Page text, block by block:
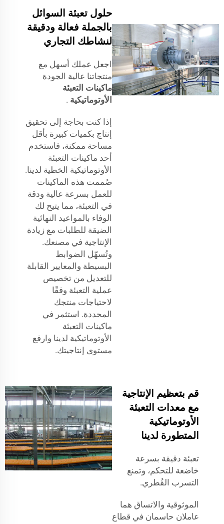
حلول تعبئة السوائل
بالجملة فعالة ودقيقة
لنشاطك التجاري
اجعل عملك أسهل مع
منتجاتنا عالية الجودة
ماكينات التعبئة
الأوتوماتيكية .
إذا كنت بحاجة إلى تحقيق
إنتاج بكميات كبيرة بأقل
مساحة ممكنة، فاستخدم
أحد ماكينات التعبئة
الأوتوماتيكية الخطية لدينا.
صُممت هذه الماكينات
للعمل بسرعة عالية ودقة
في التعبئة، مما يتيح لك
الوفاء بالمواعيد النهائية
الضيقة للطلبات مع زيادة
الإنتاجية في مصنعك.
وتُسهّل الضوابط
البسيطة والمعايير القابلة
للتعديل من تخصيص
عملية التعبئة وفقًا
لاحتياجات منتجك
المحددة. استثمر في
ماكينات التعبئة
الأوتوماتيكية لدينا وارفع
مستوى إنتاجيتك.
قم بتعظيم الإنتاجية
مع معدات التعبئة
الأوتوماتيكية
المتطورة لدينا
تعبئة دقيقة بسرعة
خاضعة للتحكم، وتمنع
التسرب القُطري.
الموثوقية والاتساق هما
عاملان حاسمان في قطاع